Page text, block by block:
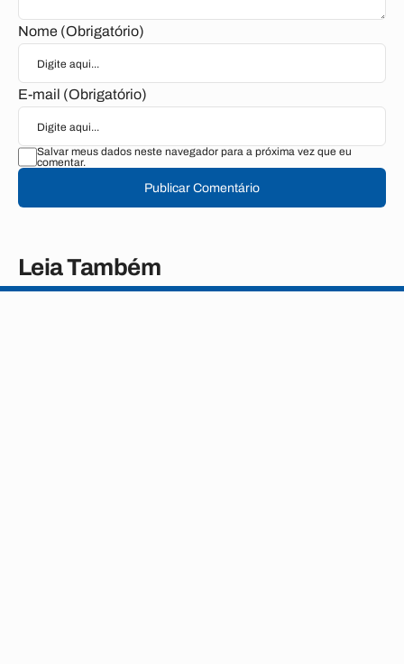
Nome (Obrigatório)
E-mail (Obrigatório)
Salvar meus dados neste navegador para a próxima vez que eu
comentar.
Publicar Comentário
Leia Também